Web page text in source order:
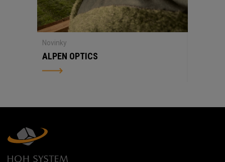
Novinky
ALPEN OPTICS